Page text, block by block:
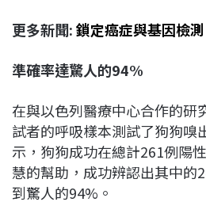
更多新聞:鎖定癌症與基因檢
準確率達驚人的94%
在與以色列醫療中心合作的研
試者的呼吸樣本測試了狗狗嗅
示，狗狗成功在總計261例陽
慧的幫助，成功辨認出其中的
到驚人的94%。